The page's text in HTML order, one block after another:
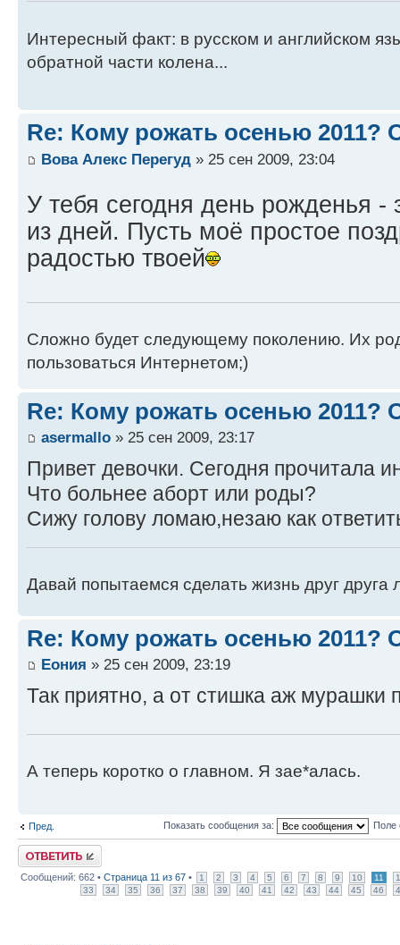
Интересный факт: в русском и английском
обратной части колена...
Re: Кому рожать осенью 2011?
Вова Алекс Перегуд » 25 сен 2009, 23:04
У тебя сегодня день рожденья
из дней. Пусть моё простое
радостью твоей
Сложно будет следующему поколению. Их
пользоваться Интернетом;)
Re: Кому рожать осенью 2011?
asermallo » 25 сен 2009, 23:17
Привет девочки. Сегодня прочитала
Что больнее аборт или роды?
Сижу голову ломаю,незаю как
Давай попытаемся сделать жизнь друг друга
Re: Кому рожать осенью 2011?
Еония » 25 сен 2009, 23:19
Так приятно, а от стишка аж мурашки
А теперь коротко о главном. Я зае*алась.
Пред. Показать сообщения за: Поле
Ответить
Сообщений: 662 • Страница 11 из 67 • 1 2 3 4 5 6 7 8 9 10 11
33
34 35 36 37 38 39 40 41 42 43 44 45 46